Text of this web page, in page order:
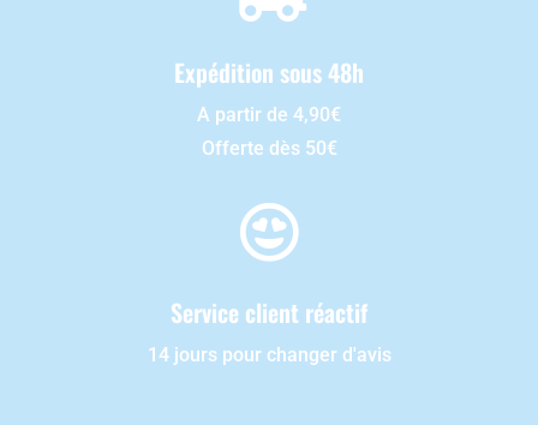
Expédition sous 48h
A partir de 4,90€
Offerte dès 50€

Service client réactif
14 jours pour changer d'avis